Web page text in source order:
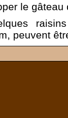
le
peuvent